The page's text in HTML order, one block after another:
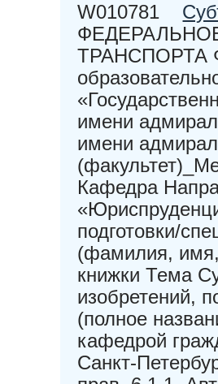
W010781
ТРАНСПОРТА
имени
имени
Кафедра
подготовки/
(фамилия, имя,
книжки Тема
изобретений,
(полное
кафедрой
Санкт-